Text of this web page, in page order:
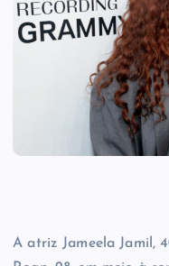
A atriz Jameela Jamil,